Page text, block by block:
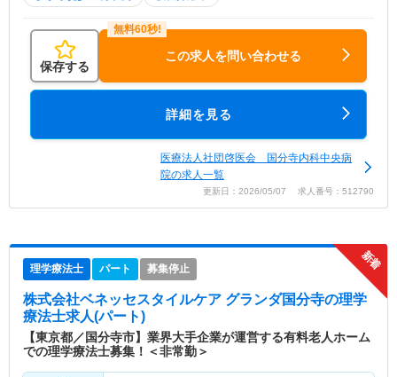
保存する
この求人を問い合わせる
詳細を見る
医療法人社団啓医会 国分寺内科中央病
院の求人一覧
更新日：2026/05/07 求人番号：512790
理学療法士 パート 募集停止
株式会社ベネッセスタイルケア グランダ国分寺の理学
療法士求人(パート)
【東京都／国分寺市】業界大手企業が運営する有料老人ホーム
での理学療法士募集！＜非常勤＞